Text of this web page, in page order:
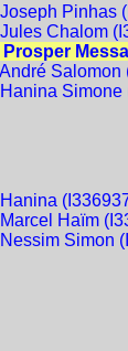
Pinhas
Chalom
Prosper
Salomon
Simone
Haïm
Simon